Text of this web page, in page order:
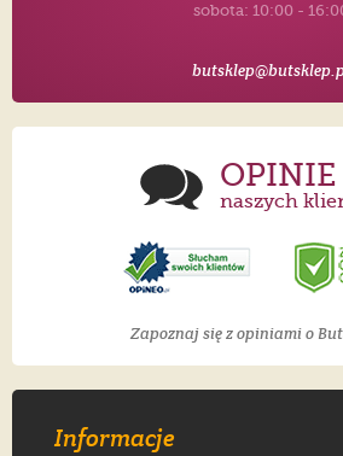
sobota: 10:00 -
OPINIE
naszych
Zapoznaj się z opiniami o
Informacje